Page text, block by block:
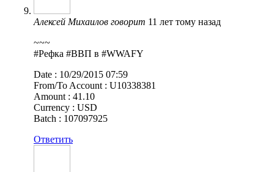
Алексей Михаилов говорит 11 лет тому назад
~~~
#Рефка #ВВП в #WWAFY
Date : 10/29/2015 07:59
From/To Account : U10338381
Amount : 41.10
Currency : USD
Batch : 107097925
Ответить